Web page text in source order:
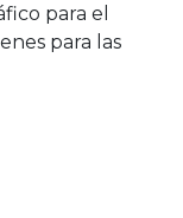
para el
para las